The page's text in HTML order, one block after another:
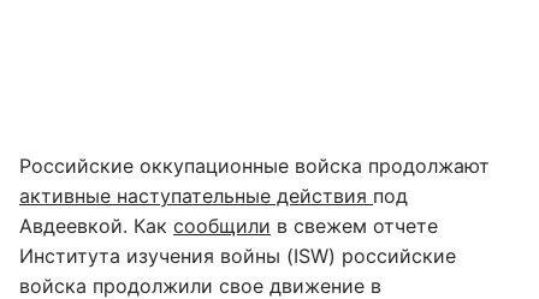
Российские оккупационные войска продолжают
активные наступательные действия под
Авдеевкой. Как сообщили в свежем отчете
Института изучения войны (ISW) российские
войска продолжили свое движение в